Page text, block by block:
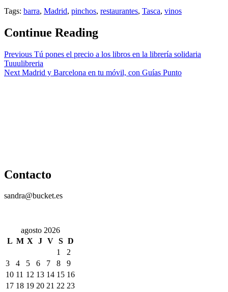
Tags: barra, Madrid, pinchos, restaurantes, Tasca, vinos
Continue Reading
Previous Tú pones el precio a los libros en la librería solidaria
Tuuulibreria
Next Madrid y Barcelona en tu móvil, con Guías Punto
Contacto
sandra@bucket.es
agosto 2026
L M X J V S D
1
2
3
4 5 6 7 8
9
10 11 12 13 14 15 16
17 18 19 20 21 22 23